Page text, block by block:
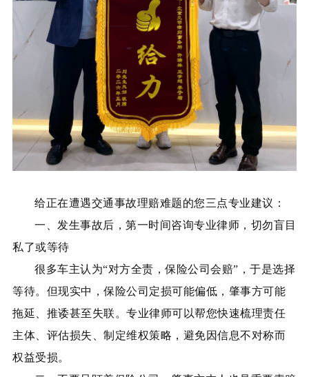
给正在遭遇交通事故理赔难题的您三点专业建议：
一、发生事故后，第一时间咨询专业律师，切勿盲目
私了或等待
很多车主认为“对方全责，保险公司会赔”，于是选择
等待。但现实中，保险公司定损可能偏低，肇事方可能
拖延、推诿甚至失联。专业律师可以帮您快速梳理责任
主体、评估损失、制定维权策略，避免因信息不对称而
权益受损。